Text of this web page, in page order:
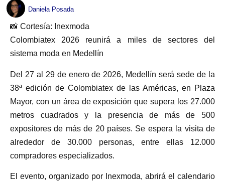
Daniela Posada
📸 Cortesía: Inexmoda
Colombiatex 2026 reunirá a miles de sectores del
sistema moda en Medellín
Del 27 al 29 de enero de 2026, Medellín será sede de la
38ª edición de Colombiatex de las Américas, en Plaza
Mayor, con un área de exposición que supera los 27.000
metros cuadrados y la presencia de más de 500
expositores de más de 20 países. Se espera la visita de
alrededor de 30.000 personas, entre ellas 12.000
compradores especializados.
El evento, organizado por Inexmoda, abrirá el calendario